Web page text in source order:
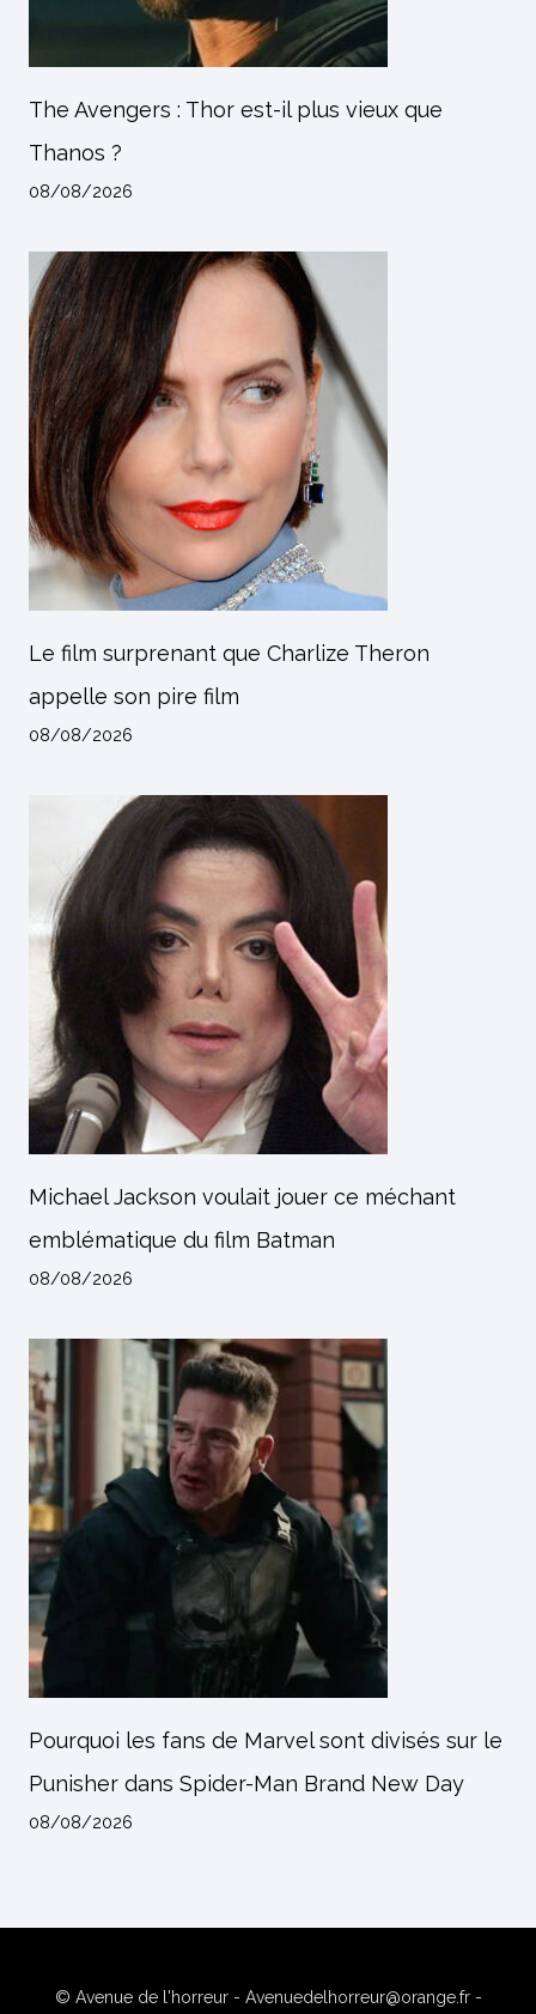
The Avengers : Thor est-il plus vieux que
Thanos ?
08/08/2026
Le film surprenant que Charlize Theron
appelle son pire film
08/08/2026
Michael Jackson voulait jouer ce méchant
emblématique du film Batman
08/08/2026
Pourquoi les fans de Marvel sont divisés sur le
Punisher dans Spider-Man Brand New Day
08/08/2026
© Avenue de l'horreur - Avenuedelhorreur@orange.fr -